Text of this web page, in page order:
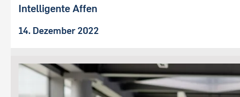
Intelligente Affen
14. Dezember 2022